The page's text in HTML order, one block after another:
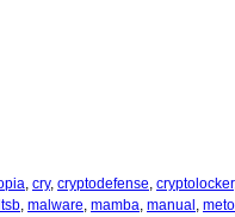
, cry, cryptodefense, cryptolocker
ltsb, malware, mamba, manual ,